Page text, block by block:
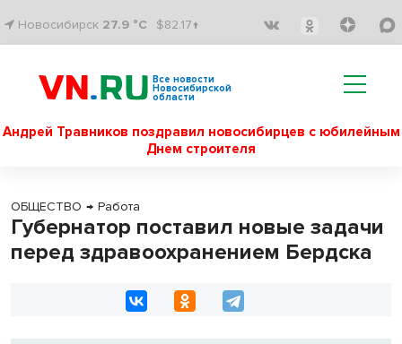
Новосибирск 27.9 °C $82.17↑
Все новости
Новосибирской
области
Андрей Травников поздравил новосибирцев с юбилейным
Днем строителя
ОБЩЕСТВО → Работа
Губернатор поставил новые задачи
перед здравоохранением Бердска